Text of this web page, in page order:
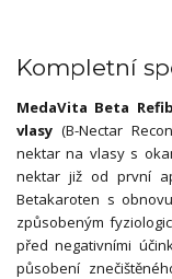
Kompletní
MedaVita Beta
vlasy (B-Nectar
nektar na vlasy s
nektar již od první
Betakaroten s
způsobeným
před negativními
působení